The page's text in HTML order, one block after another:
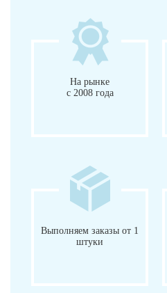
На рынке
с 2008 года
Выполняем заказы от 1
штуки